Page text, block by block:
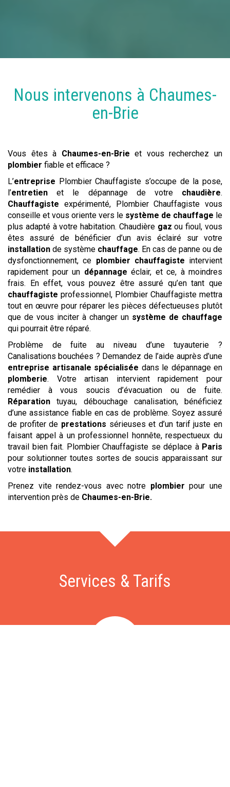
Nous intervenons à Chaumes-
en-Brie
Vous êtes à Chaumes-en-Brie et vous recherchez un
plombier fiable et efficace ?
L’entreprise Plombier Chauffagiste s’occupe de la pose,
l’entretien et le dépannage de votre chaudière.
Chauffagiste expérimenté, Plombier Chauffagiste vous
conseille et vous oriente vers le système de chauffage le
plus adapté à votre habitation. Chaudière gaz ou fioul, vous
êtes assuré de bénéficier d’un avis éclairé sur votre
installation de système chauffage. En cas de panne ou de
dysfonctionnement, ce plombier chauffagiste intervient
rapidement pour un dépannage éclair, et ce, à moindres
frais. En effet, vous pouvez être assuré qu’en tant que
chauffagiste professionnel, Plombier Chauffagiste mettra
tout en œuvre pour réparer les pièces défectueuses plutôt
que de vous inciter à changer un système de chauffage
qui pourrait être réparé.
Problème de fuite au niveau d’une tuyauterie ?
Canalisations bouchées ? Demandez de l’aide auprès d’une
entreprise artisanale spécialisée dans le dépannage en
plomberie. Votre artisan intervient rapidement pour
remédier à vous soucis d’évacuation ou de fuite.
Réparation tuyau, débouchage canalisation, bénéficiez
d’une assistance fiable en cas de problème. Soyez assuré
de profiter de prestations sérieuses et d’un tarif juste en
faisant appel à un professionnel honnête, respectueux du
travail bien fait. Plombier Chauffagiste se déplace à Paris
pour solutionner toutes sortes de soucis apparaissant sur
votre installation.
Prenez vite rendez-vous avec notre plombier pour une
intervention près de Chaumes-en-Brie.
Services & Tarifs